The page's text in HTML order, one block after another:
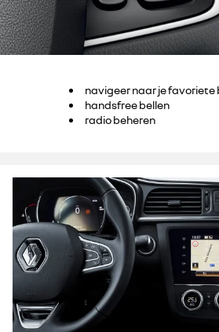
navigeer naar je
handsfree bellen
radio beheren